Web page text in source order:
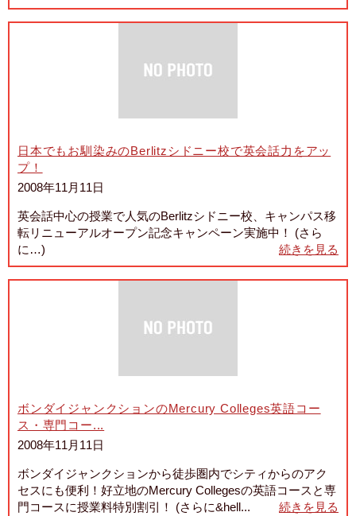
日本でもお馴染みのBerlitzシドニー校で英会話力をアッ
プ！
2008年11月11日
英会話中心の授業で人気のBerlitzシドニー校、キャンパス移
転リニューアルオープン記念キャンペーン実施中！ (さら
に…)
続きを見る
ボンダイジャンクションのMercury Colleges英語コー
ス・専門コー...
2008年11月11日
ボンダイジャンクションから徒歩圏内でシティからのアク
セスにも便利！好立地のMercury Collegesの英語コースと専
門コースに授業料特別割引！ (さらに&hell...
続きを見る